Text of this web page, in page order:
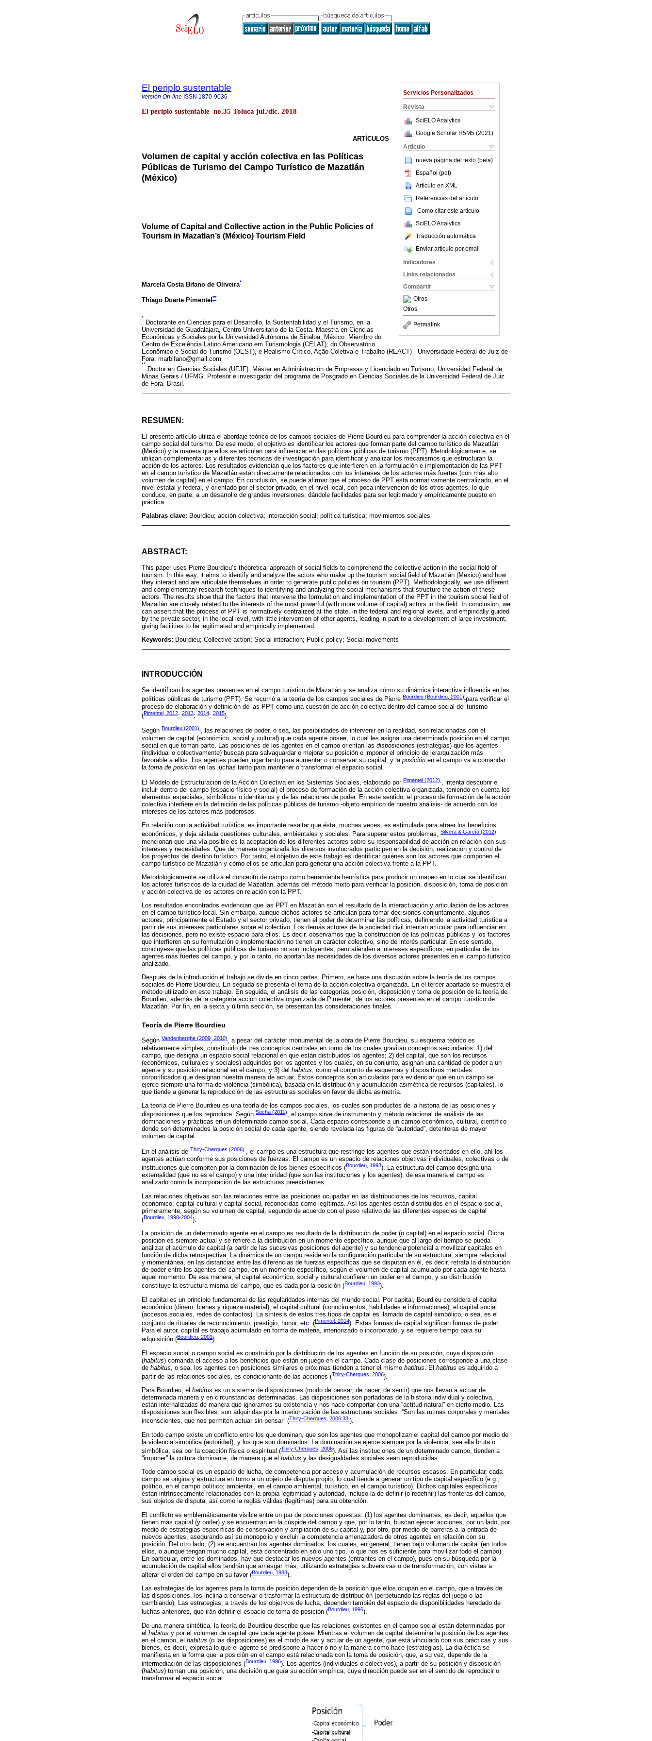
Servicios Personalizados
Revista
SciELO Analytics
Google Scholar H5M5 (2021 )
Articulo
nueva página del texto (beta)
Español (pdf)
Artículo en XML
Referencias del artículo
Como citar este artículo
SciELO Analytics
Traducción automática
Enviar artículo por email
Indicadores
Links relacionados
Compartir
Otros
Otros
Permalink
El periplo sustentable
versión On-line ISSN 1870-9036
El periplo sustentable no.35 Toluca jul./dic. 2018
ARTÍCULOS
Volumen de capital y acción colectiva en las Políticas
Públicas de Turismo del Campo Turístico de Mazatlán
(México)
Volume of Capital and Collective action in the Public Policies of
Tourism in Mazatlan’s (México) Tourism Field
Marcela Costa Bifano de Oliveira*
Thiago Duarte Pimentel **
*
Doctorante en Ciencias para el Desarrollo, la Sustentabilidad y el Turismo, en la
Universidad de Guadalajara, Centro Universitario de la Costa. Maestra en Ciencias
Econónicas y Sociales por la Universidad Autónoma de Sinaloa, México. Miembro do
Centro de Excelência Latino Americano em Turismologia (CELAT); do Observatório
Econômico e Social do Turismo (OEST), e Realismo Crítico, Ação Coletiva e Trabalho (REACT) - Universidade Federal de Juiz de
Fora. marbifano@gmail.com
**
Doctor en Ciencias Sociales (UFJF). Máster en Administración de Empresas y Licenciado en Turismo, Universidad Federal de
Minas Gerais / UFMG. Profesor e investigador del programa de Posgrado en Ciencias Sociales de la Universidad Federal de Juiz
de Fora. Brasil.
RESUMEN:
El presente artículo utiliza el abordaje teórico de los campos sociales de Pierre Bourdieu para comprender la acción colectiva en el
campo social del turismo. De ese modo, el objetivo es identificar los actores que forman parte del campo turístico de Mazatlán
(México) y la manera que ellos se articulan para influenciar en las políticas públicas de turismo (PPT). Metodológicamente, se
utilizan complementarias y diferentes técnicas de investigación para identificar y analizar los mecanismos que estructuran la
acción de los actores. Los resultados evidencian que los factores que interfieren en la formulación e implementación de las PPT
en el campo turístico de Mazatlán están directamente relacionados con los intereses de los actores más fuertes (con más alto
volumen de capital) en el campo. En conclusión, se puede afirmar que el proceso de PPT está normativamente centralizado, en el
nivel estatal y federal, y orientado por el sector privado, en el nivel local, con poca intervención de los otros agentes, lo que
conduce, en parte, a un desarrollo de grandes inversiones, dándole facilidades para ser legitimado y empíricamente puesto en
práctica.
Palabras clave: Bourdieu; acción colectiva; interacción social; política turística; movimientos sociales
ABSTRACT:
This paper uses Pierre Bourdieu’s theoretical approach of social fields to comprehend the collective action in the social field of
tourism. In this way, it aims to identify and analyze the actors who make up the tourism social field of Mazatlán (Mexico) and how
they interact and are articulate themselves in order to generate public policies on tourism (PPT). Methodologically, we use different
and complementary research techniques to identifying and analyzing the social mechanisms that structure the action of these
actors. The results show that the factors that intervene the formulation and implementation of the PPT in the tourism social field of
Mazatlán are closely related to the interests of the most powerful (with more volume of capital) actors in the field. In conclusion, we
can assert that the process of PPT is normatively centralized at the state, in the federal and regional levels, and empirically guided
by the private sector, in the local level, with little intervention of other agents, leading in part to a development of large investment,
giving facilities to be legitimated and empirically implemented.
Keywords: Bourdieu; Collective action; Social interaction; Public policy; Social movements
INTRODUCCIÓN
Se identifican los agentes presentes en el campo turístico de Mazatlán y se analiza cómo su dinámica interactiva influencia en las
políticas públicas de turismo (PPT). Se recurrió a la teoría de los campos sociales de Pierre Bourdieu (Bourdieu, 2001) para verificar el
proceso de elaboración y definición de las PPT como una cuestión de acción colectiva dentro del campo social del turismo
(Pimentel, 2012; 2013; 2014; 2015).
Según Bourdieu (2001) , las relaciones de poder, o sea, las posibilidades de intervenir en la realidad, son relacionadas con el
volumen de capital (económico, social y cultural) que cada agente posee, lo cual les asigna una determinada posición en el campo
social en que toman parte. Las posiciones de los agentes en el campo orientan las disposiciones (estrategias) que los agentes
(individual o colectivamente) buscan para salvaguardar o mejorar su posición e imponer el principio de jerarquización más
favorable a ellos. Los agentes pueden jugar tanto para aumentar o conservar su capital, y la posición en el campo va a comandar
la toma de posición en las luchas tanto para mantener o transformar el espacio social.
El Modelo de Estructuración de la Acción Colectiva en los Sistemas Sociales, elaborado por Pimentel (2012) , intenta descubrir e
incluir dentro del campo (espacio físico y social) el proceso de formación de la acción colectiva organizada, teniendo en cuenta los
elementos espaciales, simbólicos o identitarios y de las relaciones de poder. En este sentido, el proceso de formación de la acción
colectiva interfiere en la definición de las políticas públicas de turismo -objeto empírico de nuestro análisis- de acuerdo con los
intereses de los actores más poderosos.
En relación con la actividad turística, es importante resaltar que ésta, muchas veces, es estimulada para atraer los beneficios
económicos, y deja aislada cuestiones culturales, ambientales y sociales. Para superar estos problemas, Silvera & García (2012)
mencionan que una vía posible es la aceptación de los diferentes actores sobre su responsabilidad de acción en relación con sus
intereses y necesidades. Que de manera organizada los diversos involucrados participen en la decisión, realización y control de
los proyectos del destino turístico. Por tanto, el objetivo de este trabajo es identificar quiénes son los actores que componen el
campo turístico de Mazatlán y cómo ellos se articulan para generar una acción colectiva frente a la PPT.
Metodológicamente se utiliza el concepto de campo como herramienta heurística para producir un mapeo en lo cual se identifican
los actores turísticos de la ciudad de Mazatlán, además del método mixto para verificar la posición, disposición, toma de posición
y acción colectiva de los actores en relación con la PPT.
Los resultados encontrados evidencian que las PPT en Mazatlán son el resultado de la interactuación y articulación de los actores
en el campo turístico local. Sin embargo, aunque dichos actores se articulan para tomar decisiones conjuntamente, algunos
actores, principalmente el Estado y el sector privado, tienen el poder de determinar las políticas, definiendo la actividad turística a
partir de sus intereses particulares sobre el colectivo. Los demás actores de la sociedad civil intentan articular para influenciar en
las decisiones, pero no existe espacio para ellos. Es decir, observamos que la construcción de las políticas públicas y los factores
que interfieren en su formulación e implementación no tienen un carácter colectivo, sino de interés particular. En ese sentido,
concluyese que las políticas públicas de turismo no son incluyentes, pero atienden a intereses específicos, en particular de los
agentes más fuertes del campo, y por lo tanto, no aportan las necesidades de los diversos actores presentes en el campo turístico
analizado.
Después de la introducción el trabajo se divide en cinco partes. Primero, se hace una discusión sobre la teoría de los campos
sociales de Pierre Bourdieu. En seguida se presenta el tema de la acción colectiva organizada. En el tercer apartado se muestra el
método utilizado en este trabajo. En seguida, el análisis de las categorías posición, disposición y toma de posición de la teoría de
Bourdieu, además de la categoría acción colectiva organizada de Pimentel, de los actores presentes en el campo turístico de
Mazatlán. Por fin, en la sexta y última sección, se presentan las consideraciones finales.
Teoría de Pierre Bourdieu
Según Vandenberghe (2009, 2010), a pesar del carácter monumental de la obra de Pierre Bourdieu, su esquema teórico es
relativamente simples, constituido de tres conceptos centrales en torno de los cuales gravitan conceptos secundarios: 1) del
campo, que designa un espacio social relacional en que están distribuidos los agentes; 2) del capital, que son los recursos
(económicos, culturales y sociales) adquiridos por los agentes y los cuales, en su conjunto, asignan una cantidad de poder a un
agente y su posición relacional en el campo; y 3) del habitus , como el conjunto de esquemas y dispositivos mentales
corporificados que designan nuestra manera de actuar. Estos conceptos son articulados para evidenciar que en un campo se
ejerce siempre una forma de violencia (simbólica), basada en la distribución y acumulación asimétrica de recursos (capitales), lo
que tiende a generar la reproducción de las estructuras sociales en favor de dicha asimetría.
La teoría de Pierre Bourdieu es una teoría de los campos sociales, los cuales son productos de la historia de las posiciones y
disposiciones que los reproduce. Según Socha (2011), el campo sirve de instrumento y método relacional de análisis de las
dominaciones y prácticas en un determinado campo social. Cada espacio corresponde a un campo económico, cultural, científico -
donde son determinados la posición social de cada agente, siendo revelada las figuras de “autoridad”, detentoras de mayor
volumen de capital.
En el análisis de Thiry-Cherques (2006)
, el campo es una estructura que restringe los agentes que están insertados en ello, ahí los
agentes actúan conforme sus posiciones de fuerzas. El campo es un espacio de relaciones objetivas individuales, colectivas o de
instituciones que compiten por la dominación de los bienes específicos (Bourdieu, 1993). La estructura del campo designa una
externalidad (que no es el campo) y una interioridad (que son las instituciones y los agentes), de esa manera el campo es
analizado como la incorporación de las estructuras preexistentes.
Las relaciones objetivas son las relaciones entre las posiciones ocupadas en las distribuciones de los recursos, capital
económico, capital cultural y capital social, reconocidas como legítimas. Así los agentes están distribuidos en el espacio social,
primeramente, según su volumen de capital, segundo de acuerdo con el peso relativo de las diferentes especies de capital
(Bourdieu, 1990-2004).
La posición de un determinado agente en el campo es resultado de la distribución de poder (o capital) en el espacio social. Dicha
posición es siempre actual y se refiere a la distribución en un momento específico, aunque que al largo del tiempo se pueda
analizar el acúmulo de capital (a partir de las sucesivas posiciones del agente) y su tendencia potencial a movilizar capitales en
función de dicha retrospectiva. La dinámica de un campo reside en la configuración particular de su estructura, siempre relacional
y momentánea, en las distancias entre las diferencias de fuerzas específicas que se disputan en él, es decir, retrata la distribución
de poder entre los agentes del campo, en un momento específico, según el volumen de capital acumulado por cada agente hasta
aquel momento. De esa manera, el capital económico, social y cultural confieren un poder en el campo, y su distribución
constituye la estructura misma del campo, que es dada por la posición (Bourdieu, 1993).
El capital es un principio fundamental de las regularidades internas del mundo social. Por capital, Bourdieu considera el capital
económico (dinero, bienes y riqueza material), el capital cultural (conocimientos, habilidades e informaciones), el capital social
(accesos sociales, redes de contactos). La síntesis de estos tres tipos de capital es llamado de capital simbólico, o sea, es el
conjunto de rituales de reconocimiento, prestigio, honor, etc. (Pimentel, 2014). Estas formas de capital significan formas de poder.
Para el autor, capital es trabajo acumulado en forma de materia, interiorizado o incorporado, y se requiere tiempo para su
adquisición (Bourdieu, 2001).
El espacio social o campo social es construido por la distribución de los agentes en función de su posición, cuya disposición
(habitus) comanda el acceso a los beneficios que están en juego en el campo. Cada clase de posiciones corresponde a una clase
de habitus, o sea, los agentes con posiciones similares o próximas tienden a tener el mismo habitus . El habitus es adquirido a
partir de las relaciones sociales, es condicionante de las acciones (Thiry-Cherques, 2006).
Para Bourdieu, el habitus es un sistema de disposiciones (modo de pensar, de hacer, de sentir) que nos llevan a actuar de
determinada manera y en circunstancias determinadas. Las disposiciones son portadoras de la historia individual y colectiva,
están internalizadas de manera que ignoramos su existencia y nos hace comportar con una “actitud natural” en cierto medio. Las
disposiciones son flexibles, son adquiridas por la interiorización de las estructuras sociales. “Son las rutinas corporales y mentales
inconscientes, que nos permiten actuar sin pensar” (Thiry-Cherques, 2006:33 ).
En todo campo existe un conflicto entre los que dominan, que son los agentes que monopolizan el capital del campo por medio de
la violencia simbólica (autoridad), y los que son dominados. La dominación se ejerce siempre por la violencia, sea ella bruta o
simbólica, sea por la coacción física o espiritual (Thiry-Cherques, 2006). Así las instituciones de un determinado campo, tienden a
“imponer” la cultura dominante, de manera que el habitus y las desigualdades sociales sean reproducidas.
Todo campo social es un espacio de lucha, de competencia por acceso y acumulación de recursos escasos. En particular, cada
campo se origina y estructura en torno a un objeto de disputa propio, lo cual tiende a generar un tipo de capital específico (e.g.,
político, en el campo político; ambiental, en el campo ambiental; turístico, en el campo turístico). Dichos capitales específicos
están intrínsecamente relacionados con la propia legitimidad y autoridad, incluso la de definir (o redefinir) las fronteras del campo,
sus objetos de disputa, así como la reglas válidas (legítimas) para su obtención.
El conflicto es emblemáticamente visible entre un par de posiciones opuestas: (1) los agentes dominantes, es decir, aquellos que
tienen más capital (y poder) y se encuentran en la cúspide del campo y que, por lo tanto, buscan ejercer acciones, por un lado, por
medio de estrategias específicas de conservación y ampliación de su capital y, por otro, por medio de barreras a la entrada de
nuevos agentes, asegurando así su monopolio y excluir la competencia amenazadora de otros agentes en relación con su
posición. Del otro lado, (2) se encuentran los agentes dominados, los cuales, en general, tienen bajo volumen de capital (en todos
ellos, o aunque tengan mucho capital, está concentrado en sólo uno tipo, lo que nos es suficiente para movilizar todo el campo).
En particular, entre los dominados, hay que destacar los nuevos agentes (entrantes en el campo), pues en su búsqueda por la
acumulación de capital ellos tendrán que arriesgar más, utilizando estrategias subversivas o de transformación, con vistas a
alterar el orden del campo en su favor (Bourdieu, 1983).
Las estrategias de los agentes para la toma de posición dependen de la posición que ellos ocupan en el campo, que a través de
las disposiciones, los inclina a conservar o trasformar la estructura de distribución (perpetuando las reglas del juego o las
cambiando). Las estrategias, a través de los objetivos de lucha, dependen también del espacio de disponibilidades heredado de
luchas anteriores, que irán definir el espacio de toma de posición (Bourdieu, 1996).
De una manera sintética, la teoría de Bourdieu describe que las relaciones existentes en el campo social están determinadas por
el habitus y por el volumen de capital que cada agente posee. Mientras el volumen de capital determina la posición de los agentes
en el campo, el habitus (o las disposiciones) es el modo de ser y actuar de un agente, que está vinculado con sus prácticas y sus
bienes, es decir, expresa lo que el agente se predispone a hacer o no y la manera como hace (estrategias). La dialéctica se
manifiesta en la forma que la posición en el campo está relacionada con la toma de posición, que, a su vez, depende de la
intermediación de las disposiciones (Bourdieu, 1996). Los agentes (individuales o colectivos), a partir de su posición y disposición
(habitus) toman una posición, una decisión que guía su acción empírica, cuya dirección puede ser en el sentido de reproducir o
transformar el espacio social.